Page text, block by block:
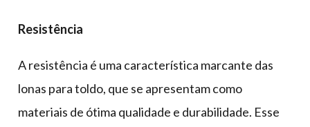
Resistência
A resistência é uma característica marcante das
lonas para toldo, que se apresentam como
materiais de ótima qualidade e durabilidade. Esse